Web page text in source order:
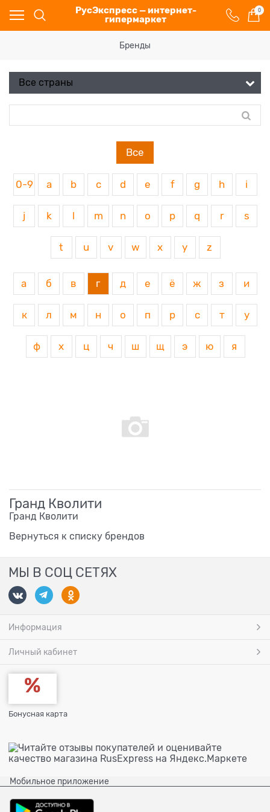
РусЭкспресс — интернет-
гипермаркет
0
Бренды
Все
0-9 a b c d e f g h i
j k m n o p q r s
t u v w x y z
а б в г д е ё ж з и
к л м н о п р с т у
ф х ц ч ш щ э ю я
Гранд Кволити
Гранд Кволити
Вернуться к списку брендов
МЫ В СОЦ СЕТЯХ
Информация
Личный кабинет
Бонусная карта
Мобильное приложение